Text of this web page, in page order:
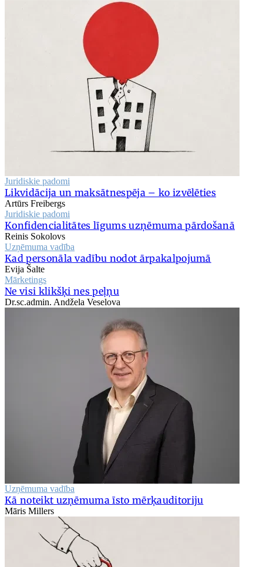
Juridiskie padomi
Likvidācija un maksātnespēja – ko izvēlēties
Artūrs Freibergs
Juridiskie padomi
Konfidencialitātes līgums uzņēmuma pārdošanā
Reinis Sokolovs
Uzņēmuma vadība
Kad personāla vadību nodot ārpakalpojumā
Evija Šalte
Mārketings
Ne visi klikšķi nes peļņu
Dr.sc.admin. Andžela Veselova
Uzņēmuma vadība
Kā noteikt uzņēmuma īsto mērķauditoriju
Māris Millers